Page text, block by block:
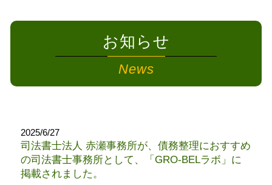
お知らせ
News
2025/6/27
司法書士法人 赤瀬事務所が、債務整理におすすめ
の司法書士事務所として、「GRO-BELラボ」に
掲載されました。